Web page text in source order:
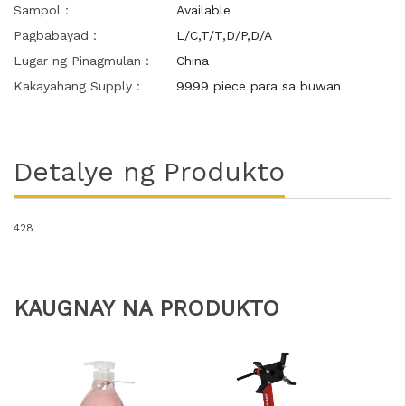
Sampol：
Available
Pagbabayad：
L/C,T/T,D/P,D/A
Lugar ng Pinagmulan：
China
Kakayahang Supply：
9999 piece para sa buwan
Detalye ng Produkto
428
KAUGNAY NA PRODUKTO